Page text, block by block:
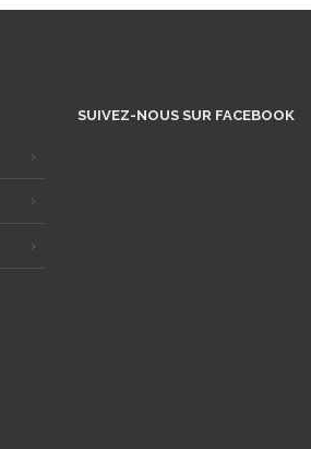
SUIVEZ-NOUS SUR FACEBOOK